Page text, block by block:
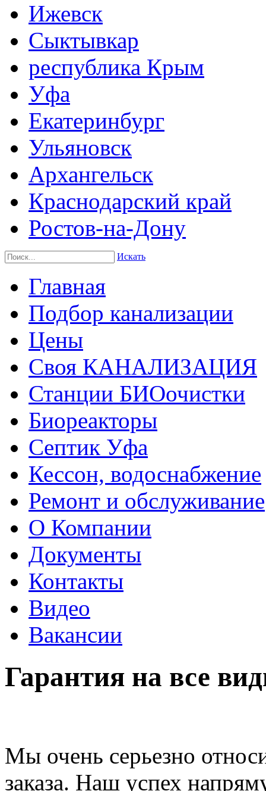
Ижевск
Сыктывкар
республика Крым
Уфа
Екатеринбург
Ульяновск
Архангельск
Краснодарский край
Ростов-на-Дону
Искать
Главная
Подбор канализации
Цены
Своя КАНАЛИЗАЦИЯ
Станции БИОочистки
Биореакторы
Септик Уфа
Кессон, водоснабжение
Ремонт и обслуживание
О Компании
Документы
Контакты
Видео
Вакансии
Гарантия на все
Мы очень серьезно
заказа. Наш успех